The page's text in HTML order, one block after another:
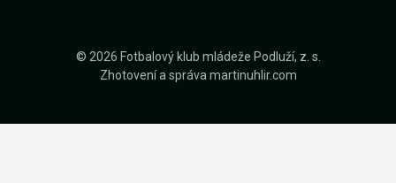
© 2026 Fotbalový klub mládeže Podluží, z. s.
Zhotovení a správamartinuhlir.com